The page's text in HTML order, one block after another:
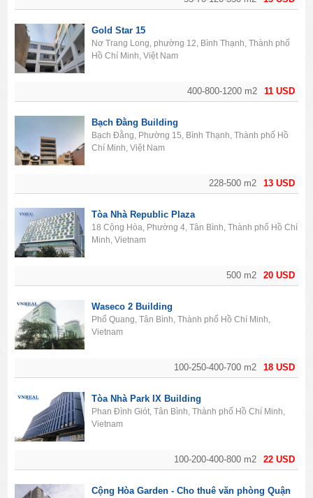
11 USD
400-800-1200 m2
Gold Star 15
Nơ Trang Long, phường 12, Bình Thạnh, Thành phố
Hồ Chí Minh, Việt Nam
13 USD
228-500 m2
Bạch Đằng Building
Bạch Đằng, Phường 15, Bình Thạnh, Thành phố Hồ
Chí Minh, Việt Nam
20 USD
500 m2
Tòa Nhà Republic Plaza
18 Cộng Hòa, Phường 4, Tân Bình, Thành phố Hồ Chí
Minh, Vietnam
18 USD
100-250-400-700 m2
Waseco 2 Building
Phổ Quang, Tân Bình, Thành phố Hồ Chí Minh,
Vietnam
22 USD
100-200-400-800 m2
Tòa Nhà Park IX Building
Phan Đình Giót, Tân Bình, Thành phố Hồ Chí Minh,
Vietnam
Cộng Hòa Garden - Cho thuê văn phòng Quận